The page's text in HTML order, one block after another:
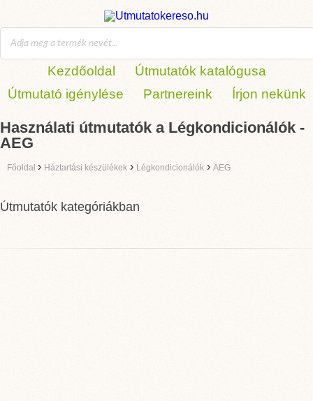
Kezdőoldal
Útmutatók katalógusa
Útmutató igénylése
Partnereink Írjon nekünk
Használati útmutatók a Légkondicionálók -
AEG
Főoldal › Háztartási készülékek › Légkondicionálók › AEG
Útmutatók kategóriákban